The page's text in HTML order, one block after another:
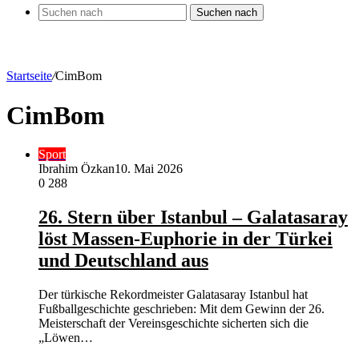
Suchen nach
Startseite/CimBom
CimBom
Sport
Ibrahim Özkan10. Mai 2026
0 288
26. Stern über Istanbul – Galatasaray
löst Massen-Euphorie in der Türkei
und Deutschland aus
Der türkische Rekordmeister Galatasaray Istanbul hat
Fußballgeschichte geschrieben: Mit dem Gewinn der 26.
Meisterschaft der Vereinsgeschichte sicherten sich die
„Löwen…